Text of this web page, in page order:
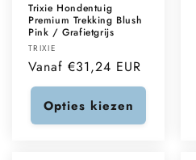
Trixie Hondentuig
Premium Trekking Blush
Pink / Grafietgrijs
Verkoper:
TRIXIE
Normale
prijs
Vanaf €31,24 EUR
Opties kiezen